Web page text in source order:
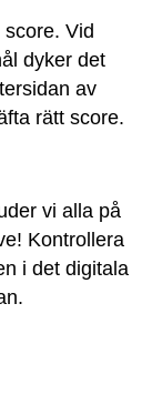
Vid
dyker det
av
rätt score.
vi alla på
Kontrollera
i det digitala